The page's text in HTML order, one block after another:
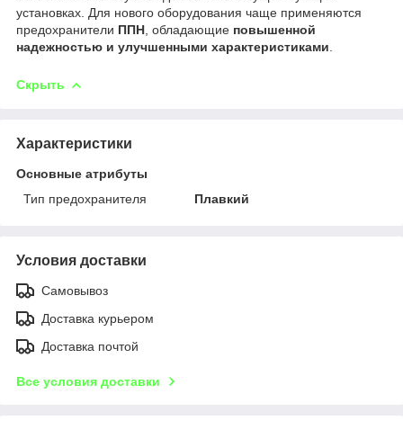
установках. Для нового оборудования чаще применяются
предохранители ППН , обладающие повышенной
надежностью и улучшенными характеристиками
Скрыть
Характеристики
Основные атрибуты
Тип предохранителя
Плавкий
Условия доставки
Самовывоз
Доставка курьером
Доставка почтой
Все условия доставки